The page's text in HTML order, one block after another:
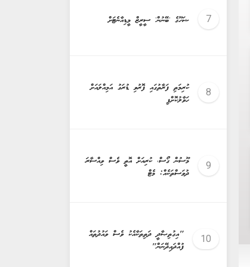
ޝަހޫގެ 'ބޭނުން' ސީރީޒް މީޑިއާނެޓަށް
ކުރިމަތި ފަރާތުގައި ފޮރުވި ޑުރަގު އަމިއްލައަށް
ހަވާލުކޮށްފި
މޫސުން ގޯސް، ކުރިއަށް އޮތީ ވެސް ވިއްސާރަ
ދުވަސްތަކެއް: މެޓް
"އިގުތިޞާދީ ދަތިތަކާއެކު ވެސް ވައުދުތައް
ފުއްދައިދޭނަން"